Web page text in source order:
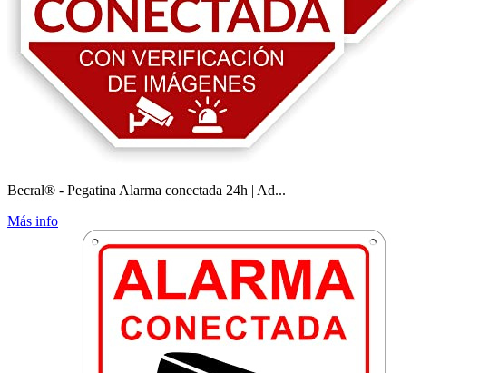
Becral® - Pegatina Alarma conectada 24h | Ad...
Más info